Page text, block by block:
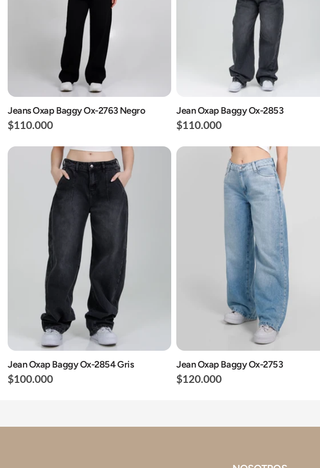
Jeans Oxap Baggy Ox-2763 Negro
$110.000
Jean Oxap Baggy Ox-2853
$110.000
Jean Oxap Baggy Ox-2854 Gris
$100.000
Jean Oxap Baggy Ox-2753
$120.000